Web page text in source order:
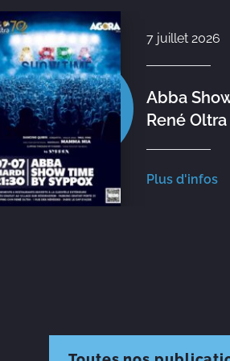
7 juillet 2026
Abba
René
Plus d'infos